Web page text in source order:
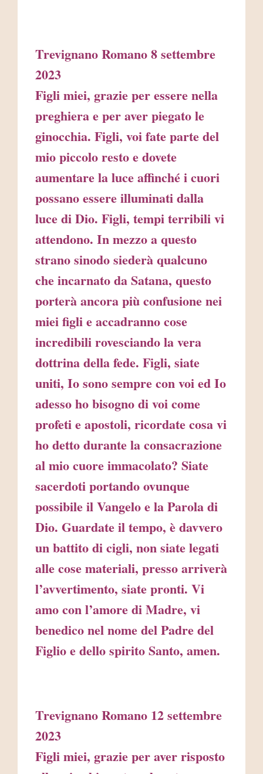
Trevignano Romano 8 settembre
2023
Figli miei, grazie per essere nella
preghiera e per aver piegato le
ginocchia. Figli, voi fate parte del
mio piccolo resto e dovete
aumentare la luce affinché i cuori
possano essere illuminati dalla
luce di Dio. Figli, tempi terribili vi
attendono. In mezzo a questo
strano sinodo siederà qualcuno
che incarnato da Satana, questo
porterà ancora più confusione nei
miei figli e accadranno cose
incredibili rovesciando la vera
dottrina della fede. Figli, siate
uniti, Io sono sempre con voi ed Io
adesso ho bisogno di voi come
profeti e apostoli, ricordate cosa vi
ho detto durante la consacrazione
al mio cuore immacolato? Siate
sacerdoti portando ovunque
possibile il Vangelo e la Parola di
Dio. Guardate il tempo, è davvero
un battito di cigli, non siate legati
alle cose materiali, presso arriverà
l’avvertimento, siate pronti. Vi
amo con l’amore di Madre, vi
benedico nel nome del Padre del
Figlio e dello spirito Santo, amen.
Trevignano Romano 12 settembre
2023
Figli miei, grazie per aver risposto